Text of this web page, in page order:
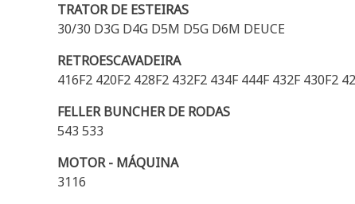
TRATOR DE ESTEIRAS
30/30 D3G D4G D5M D5G D6M DEUCE
RETROESCAVADEIRA
416F2 420F2 428F2 432F2 434F 444F 432F 430F2
FELLER BUNCHER DE RODAS
543 533
MOTOR - MÁQUINA
3116